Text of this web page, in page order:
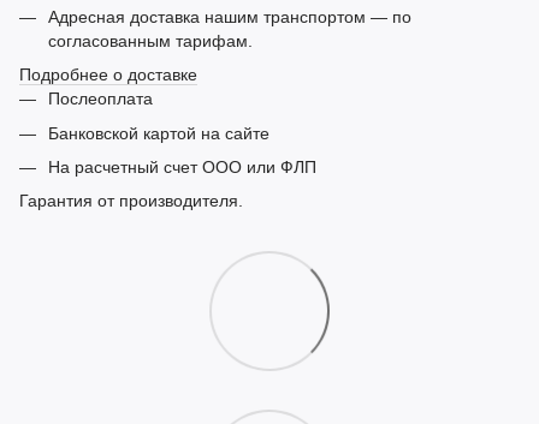
Адресная доставка нашим транспортом — по
согласованным тарифам.
Подробнее о доставке
Послеоплата
Банковской картой на сайте
На расчетный счет ООО или ФЛП
Гарантия от производителя.